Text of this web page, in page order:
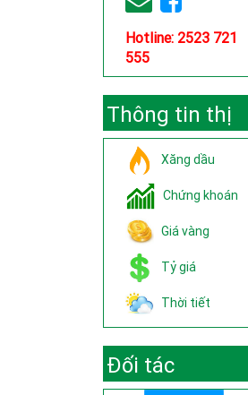
Hotline: 2523 721
555
Thông tin thị
trườngXăng dầu
Chứng khoán
Giá vàng
Tỷ giá
Thời tiết
Đối tác